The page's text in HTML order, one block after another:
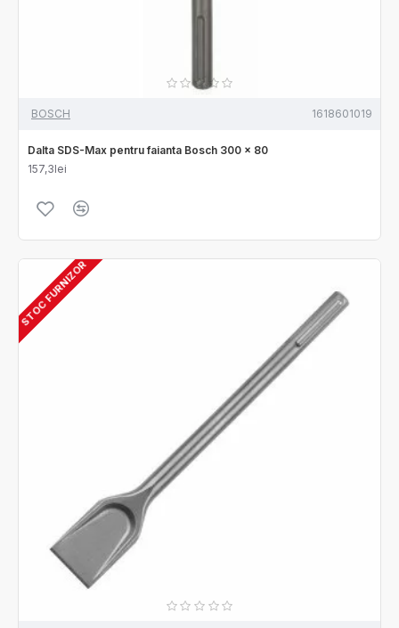
BOSCH 1618601019
Dalta SDS-Max pentru faianta Bosch 300 x 80
157,3lei
STOC FURNIZOR